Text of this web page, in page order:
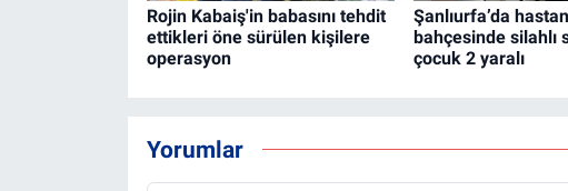
Rojin Kabaiş'in babasını tehdit
ettikleri öne sürülen kişilere
operasyon
Şanlıurfa’da
bahçesinde silahlı
çocuk 2 yaralı
Yorumlar